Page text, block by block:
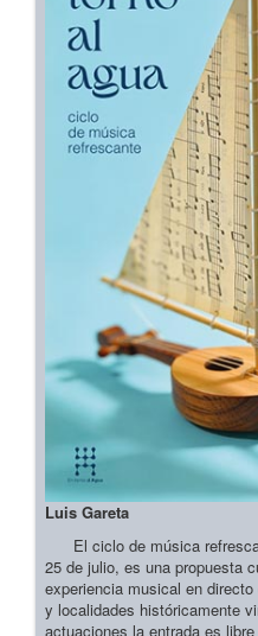
Luis Gareta
El ciclo de música
25 de julio, es una propuesta
experiencia musical en
y localidades históricamente
actuaciones la entrada es